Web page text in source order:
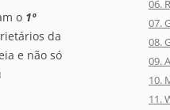
o 1º
da
e não só
06.
07.
08.
09.
10.
11.